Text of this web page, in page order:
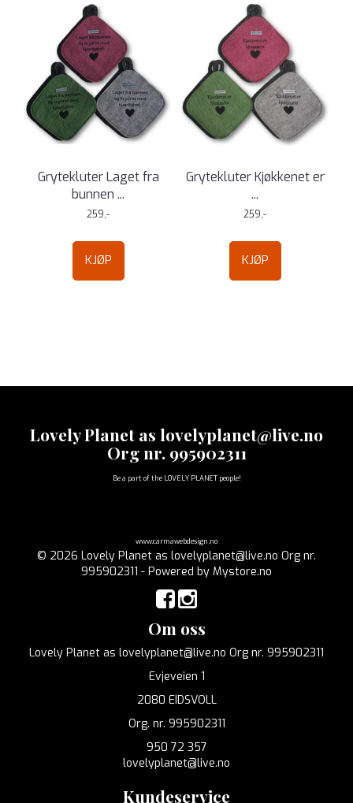
Grytekluter Laget fra
bunnen ...
259,-
KJØP
Grytekluter Kjøkkenet er
...
259,-
KJØP
Lovely Planet as lovelyplanet@live.no
Org nr. 995902311
Be a part of the LOVELY PLANET people!
www.carmawebdesign.no
© 2026 Lovely Planet as lovelyplanet@live.no Org nr.
995902311 - Powered by Mystore.no
Om oss
Lovely Planet as lovelyplanet@live.no Org nr. 995902311
Evjeveien 1
2080 EIDSVOLL
Org. nr. 995902311
950 72 357
lovelyplanet@live.no
Kundeservice